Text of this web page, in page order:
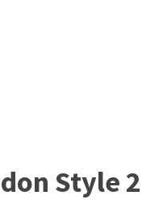
Style 2